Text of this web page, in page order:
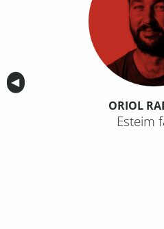
Anterior
◀︎
ORIOL
Esteim